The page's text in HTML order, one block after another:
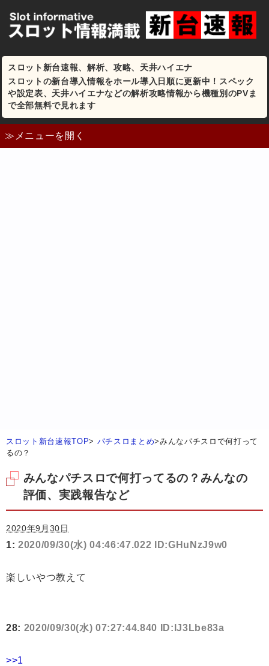
スロット新台速報、解析、攻略、天井ハイエナ
スロットの新台導入情報をホール導入日順に更新中！スペック
や設定表、天井ハイエナなどの解析攻略情報から機種別のPVま
で全部無料で見れます
≫メニューを開く
スロット新台速報TOP> パチスロまとめ>みんなパチスロで何打って
るの？
みんなパチスロで何打ってるの？みんなの
評価、実践報告など
2020年9月30日
1: 2020/09/30(水) 04:46:47.022 ID:GHuNzJ9w0
楽しいやつ教えて
28: 2020/09/30(水) 07:27:44.840 ID:lJ3Lbe83a
>>1